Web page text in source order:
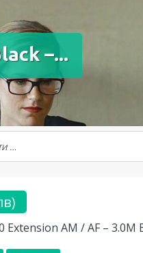
–...
Extension AM / AF – 3.0M